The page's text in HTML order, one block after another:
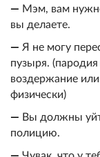
— Мэм, вам
вы делаете.
— Я не могу
пузыря.
воздержание
физически)
— Вы должны
полицию.